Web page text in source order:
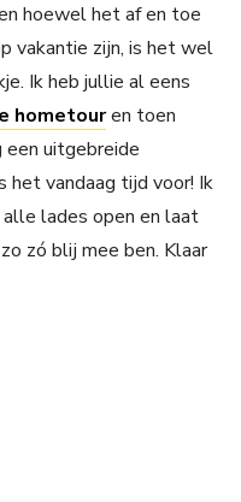
hoewel het af en toe
vakantie zijn, is het wel
Ik heb jullie al eens
hometouren toen
een uitgebreide
het vandaag tijd voor! Ik
alle lades open en laat
zó blij mee ben. Klaar